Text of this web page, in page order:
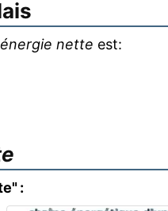
énergie nette est:
: